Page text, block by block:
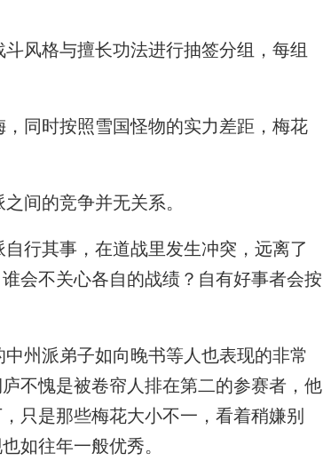
风格与擅长功法进行抽签分组，每组
同时按照雪国怪物的实力差距，梅花
间的竞争并无关系。
行其事，在道战里发生冲突，远离了
会不关心各自的战绩？自有好事者会按
州派弟子如向晚书等人也表现的非常
不愧是被卷帘人排在第二的参赛者，他
只是那些梅花大小不一，看着稍嫌别
如往年一般优秀。